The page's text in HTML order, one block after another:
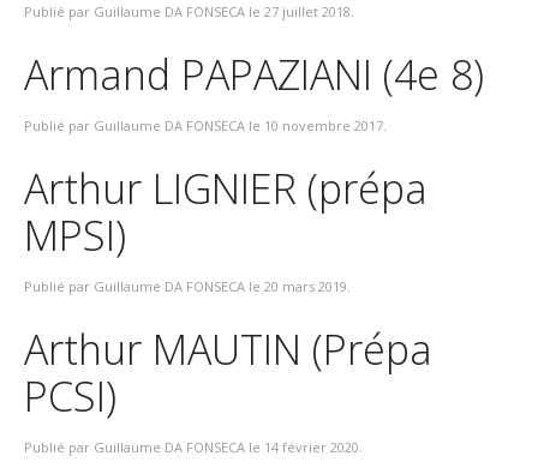
Publié par Guillaume DA FONSECA le 27 juillet 2018
Armand PAPAZIANI (4e 8)
Publié par Guillaume DA FONSECA le 10 novembre 2017
Arthur LIGNIER (prépa
MPSI)
Publié par Guillaume DA FONSECA le 20 mars 2019
Arthur MAUTIN (Prépa
PCSI)
Publié par Guillaume DA FONSECA le 14 février 2020